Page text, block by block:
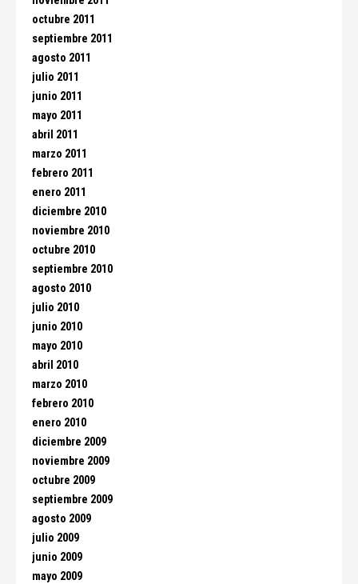
octubre 2011
septiembre 2011
agosto 2011
julio 2011
junio 2011
mayo 2011
abril 2011
marzo 2011
febrero 2011
enero 2011
diciembre 2010
noviembre 2010
octubre 2010
septiembre 2010
agosto 2010
julio 2010
junio 2010
mayo 2010
abril 2010
marzo 2010
febrero 2010
enero 2010
diciembre 2009
noviembre 2009
octubre 2009
septiembre 2009
agosto 2009
julio 2009
junio 2009
mayo 2009